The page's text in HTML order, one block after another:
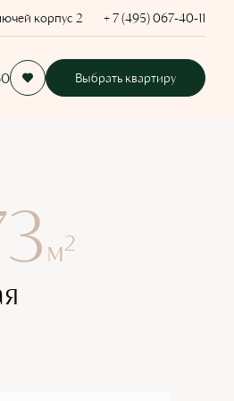
корпус 2 + 7 (495) 067-40-11
Выбрать квартиру
Забронировать
м2